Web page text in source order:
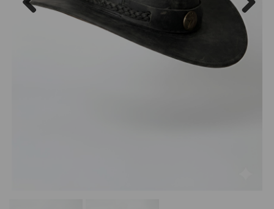
Next